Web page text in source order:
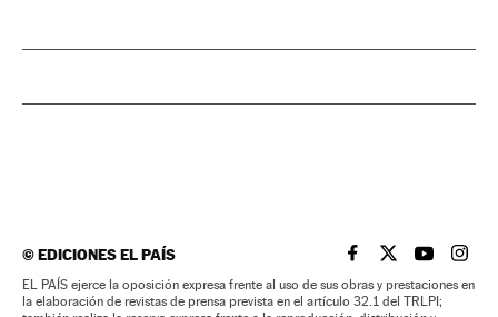
©EDICIONES EL PAÍS EL PAÍS BRASIL EN
EL PAÍSEL PAÍS
EL
EL PAÍS ejerce la oposición expresa frente al uso de sus obras y prestaciones en
la elaboración de revistas de prensa prevista en el artículo 32.1 del TRLPI;